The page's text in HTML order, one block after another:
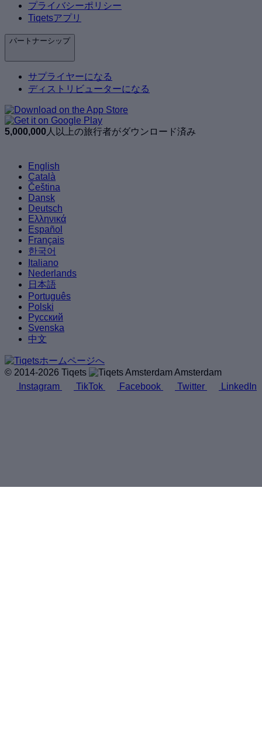
プライバシーポリシー
Tiqetsアプリ
パートナーシップ
サプライヤーになる
ディストリビューターになる
5,000,000 人以上の旅行者がダウンロード済み
English
Català
Čeština
Dansk
Deutsch
Ελληνικά
Español
Français
한국어
Italiano
Nederlands
日本語
Português
Polski
Русский
Svenska
中文
© 2014-2026 Tiqets
Amsterdam
Instagram
TikTok Facebook Twitter LinkedIn